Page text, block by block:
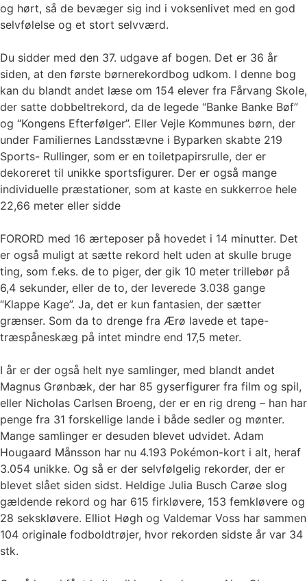
og hørt, så de bevæger sig ind i voksenlivet med en god
selvfølelse og et stort selvværd.
Du sidder med den 37. udgave af bogen. Det er 36 år
siden, at den første børnerekordbog udkom. I denne bog
kan du blandt andet læse om 154 elever fra Fårvang Skole,
der satte dobbeltrekord, da de legede “Banke Banke Bøf”
og “Kongens Efterfølger”. Eller Vejle Kommunes børn, der
under Familiernes Landsstævne i Byparken skabte 219
Sports- Rullinger, som er en toiletpapirsrulle, der er
dekoreret til unikke sportsfigurer. Der er også mange
individuelle præstationer, som at kaste en sukkerroe hele
22,66 meter eller sidde
FORORD med 16 ærteposer på hovedet i 14 minutter. Det
er også muligt at sætte rekord helt uden at skulle bruge
ting, som f.eks. de to piger, der gik 10 meter trillebør på
6,4 sekunder, eller de to, der leverede 3.038 gange
“Klappe Kage”. Ja, det er kun fantasien, der sætter
grænser. Som da to drenge fra Ærø lavede et tape-
træspåneskæg på intet mindre end 17,5 meter.
I år er der også helt nye samlinger, med blandt andet
Magnus Grønbæk, der har 85 gyserfigurer fra film og spil,
eller Nicholas Carlsen Broeng, der er en rig dreng – han har
penge fra 31 forskellige lande i både sedler og mønter.
Mange samlinger er desuden blevet udvidet. Adam
Hougaard Månsson har nu 4.193 Pokémon-kort i alt, heraf
3.054 unikke. Og så er der selvfølgelig rekorder, der er
blevet slået siden sidst. Heldige Julia Busch Carøe slog
gældende rekord og har 615 firkløvere, 153 femkløvere og
28 sekskløvere. Elliot Høgh og Valdemar Voss har sammen
104 originale fodboldtrøjer, hvor rekorden sidste år var 34
stk.